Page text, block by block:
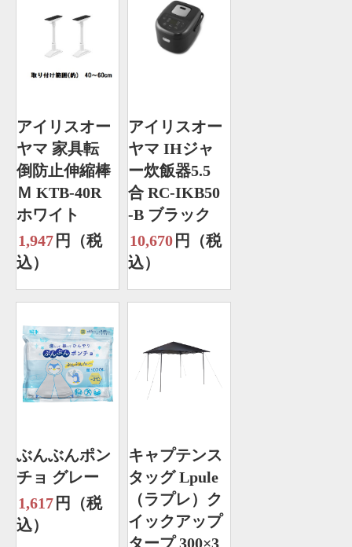
アイリスオー
ヤマ 家具転
倒防止伸縮棒
Ｍ KTB-40R
ホワイト
1,947 円（税
込）
アイリスオー
ヤマ IHジャ
ー炊飯器5.5
合 RC-IKB50
-B ブラック
10,670 円（税
込）
ぶんぶんポン
チョ グレー
1,617 円（税
込）
キャプテンス
タッグ Lpule
（ラプレ）ク
イックアップ
タープ 300×3